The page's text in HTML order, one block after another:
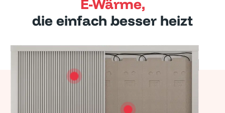
E-Wärme,
die einfach besser heizt